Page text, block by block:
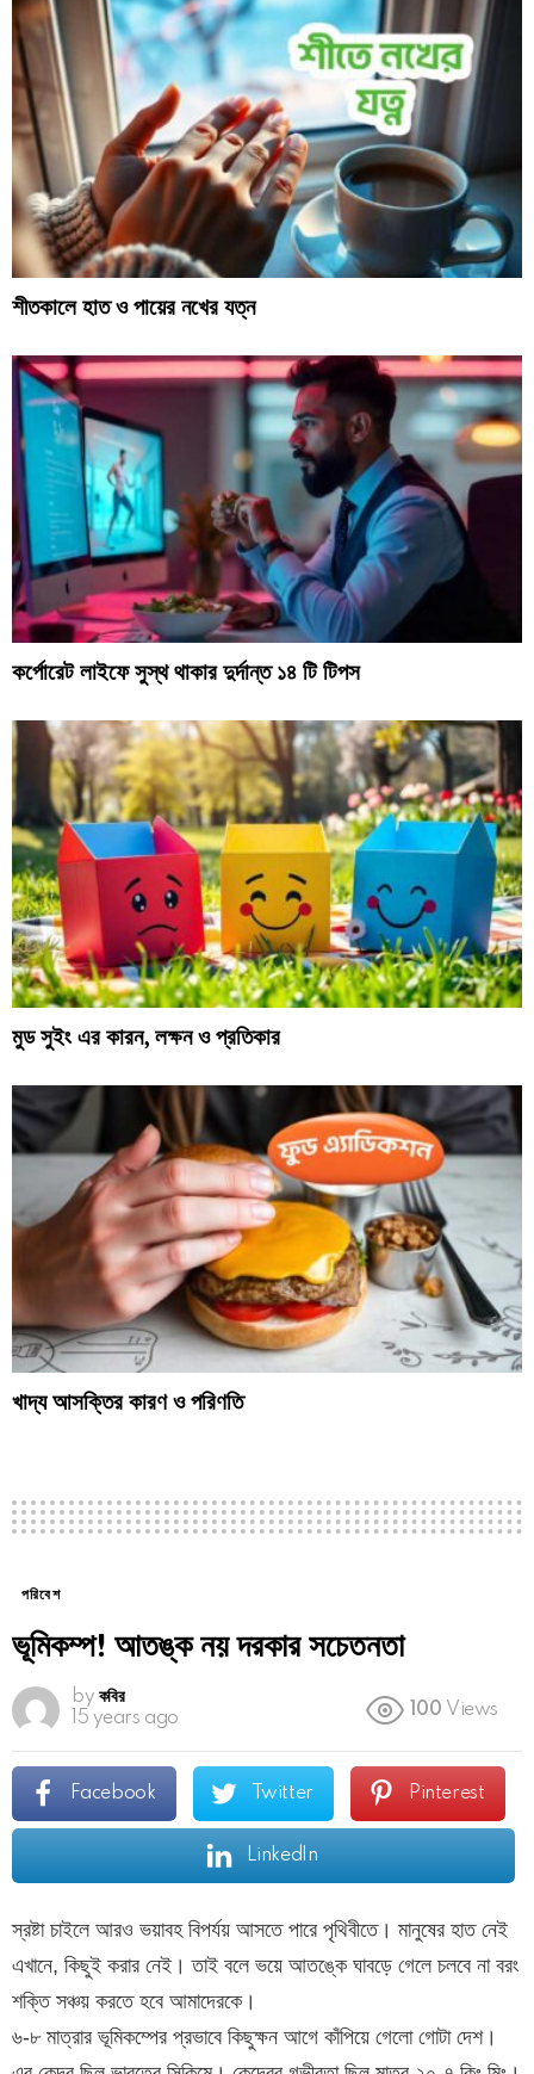
শীতকালে হাত ও পায়ের নখের যত্ন
কর্পোরেট লাইফে সুস্থ থাকার দুর্দান্ত ১৪ টি টিপস
মুড সুইং এর কারন, লক্ষন ও প্রতিকার
খাদ্য আসক্তির কারণ ও পরিণতি
পরিবেশ
ভূমিকম্প! আতঙ্ক নয় দরকার সচেতনতা
by কবির
15 years ago
100 Views
Facebook Twitter Pinterest
LinkedIn
স্রষ্টা চাইলে আরও ভয়াবহ বিপর্যয় আসতে পারে পৃথিবীতে। মানুষের হাত নেই
এখানে, কিছুই করার নেই। তাই বলে ভয়ে আতঙ্কে ঘাবড়ে গেলে চলবে না বরং
শক্তি সঞ্চয় করতে হবে আমাদেরকে।
৬-৮ মাত্রার ভূমিকম্পের প্রভাবে কিছুক্ষন আগে কাঁপিয়ে গেলো গোটা দেশ।